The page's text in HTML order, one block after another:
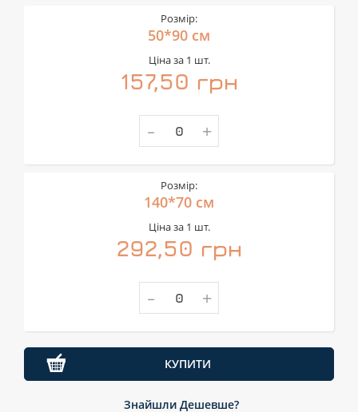
Розмір:
50*90 см
Ціна за 1 шт.
157,50 грн
- +
Розмір:
140*70 см
Ціна за 1 шт.
292,50 грн
- +
КУПИТИ
Знайшли Дешевше?